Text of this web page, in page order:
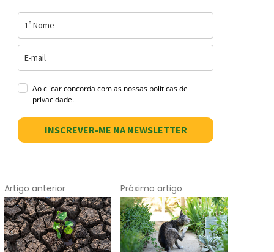
Ao clicar concorda com as nossas políticas de
privacidade.
INSCREVER-ME NA NEWSLETTER
Artigo anterior Próximo artigo